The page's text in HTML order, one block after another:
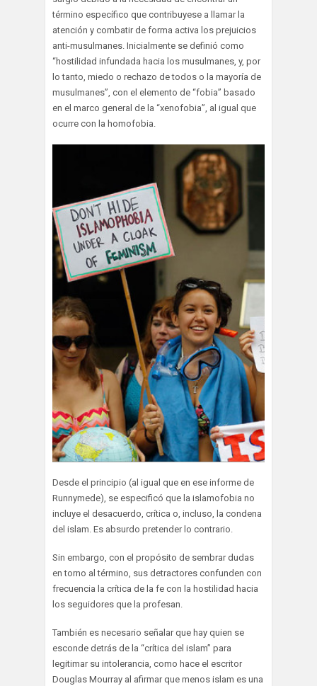
término específico que contribuyese a llamar la
atención y combatir de forma activa los prejuicios
anti-musulmanes. Inicialmente se definió como
“hostilidad infundada hacia los musulmanes, y, por
lo tanto, miedo o rechazo de todos o la mayoría de
musulmanes”, con el elemento de “fobia” basado
en el marco general de la “xenofobia”, al igual que
ocurre con la homofobia.
Desde el principio (al igual que en ese informe de
Runnymede), se especificó que la islamofobia no
incluye el desacuerdo, crítica o, incluso, la condena
del islam. Es absurdo pretender lo contrario.
Sin embargo, con el propósito de sembrar dudas
en torno al término, sus detractores confunden con
frecuencia la crítica de la fe con la hostilidad hacia
los seguidores que la profesan.
También es necesario señalar que hay quien se
esconde detrás de la “crítica del islam” para
legitimar su intolerancia, como hace el escritor
Douglas Mourray al afirmar que menos islam es una